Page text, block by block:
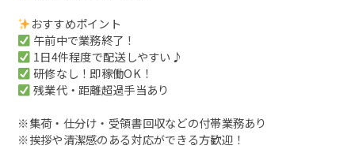
おすすめポイント
午前中で業務終了！
1日4件程度で配送しやすい♪
研修なし！即稼働OK！
残業代・距離超過手当あり
※集荷・仕分け・受領書回収などの付帯業務あり
※挨拶や清潔感のある対応ができる方歓迎！